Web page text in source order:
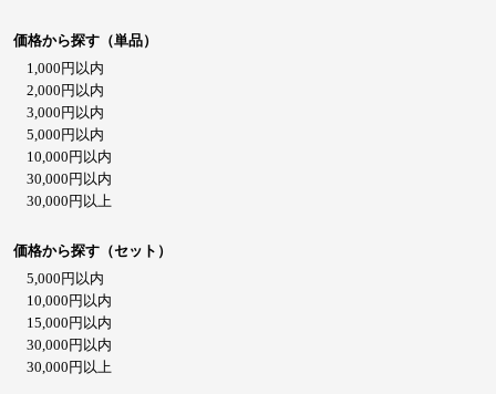
価格から探す（単品）
1,000円以内
2,000円以内
3,000円以内
5,000円以内
10,000円以内
30,000円以内
30,000円以上
価格から探す（セット）
5,000円以内
10,000円以内
15,000円以内
30,000円以内
30,000円以上